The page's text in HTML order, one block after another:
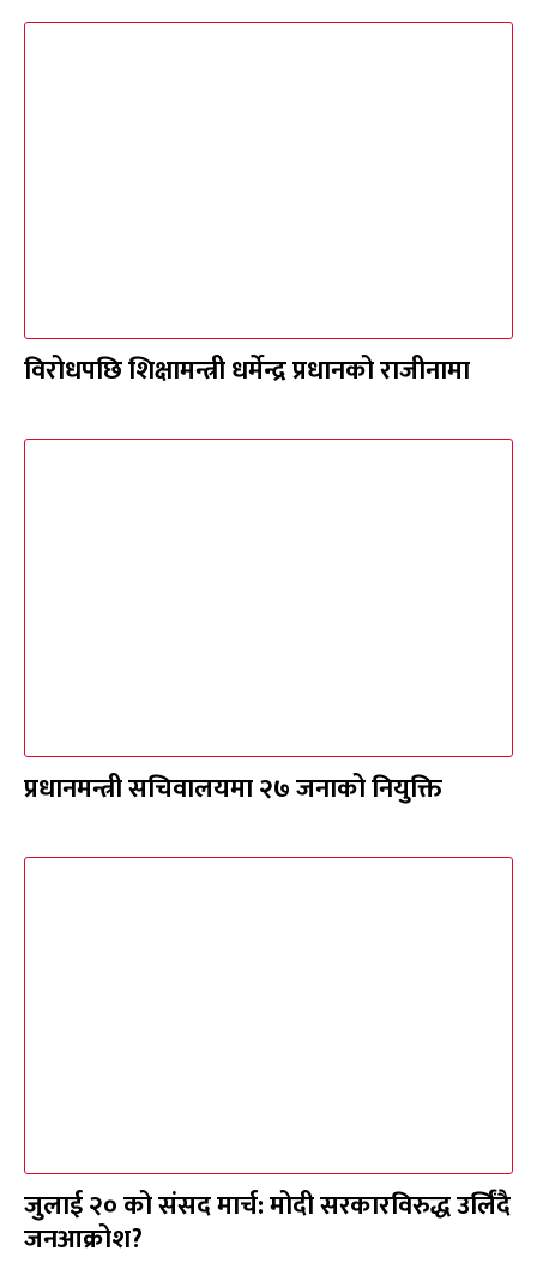
विरोधपछि शिक्षामन्त्री धर्मेन्द्र प्रधानको राजीनामा
प्रधानमन्त्री सचिवालयमा २७ जनाको नियुक्ति
जुलाई २० को संसद मार्च: मोदी सरकारविरुद्ध उर्लिंदै
जनआक्रोश?